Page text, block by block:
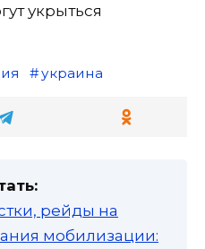
укрыться
украина
рейды на
мобилизации: